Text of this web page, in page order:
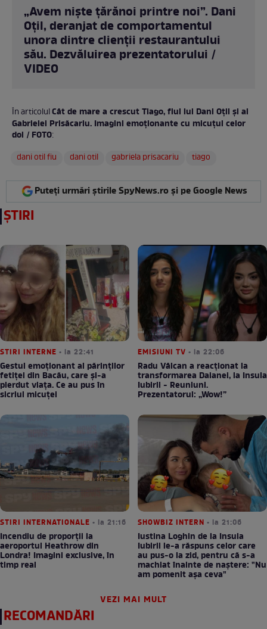
„Avem niște țărănoi printre noi”. Dani
Oțil, deranjat de comportamentul
unora dintre clienții restaurantului
său. Dezvăluirea prezentatorului /
VIDEO
În articolulCât de mare a crescut Tiago, fiul lui Dani Oțil și al
Gabrielei Prisăcariu. Imagini emoționante cu micuțul celor
doi / FOTO:
dani otil fiu
dani otil gabriela prisacariu tiago
Puteți urmări știrile SpyNews.ro și pe Google News
ȘTIRI
STIRI INTERNE • la 22:41
Gestul emoționant al părinților
fetiței din Bacău, care și-a
pierdut viața. Ce au pus în
sicriul micuței
EMISIUNI TV • la 22:06
Radu Vâlcan a reacționat la
transformarea Daianei, la Insula
Iubirii - Reuniuni.
Prezentatorul: „Wow!”
STIRI INTERNATIONALE • la 21:16
Incendiu de proporții la
aeroportul Heathrow din
Londra! Imagini exclusive, în
timp real
SHOWBIZ INTERN • la 21:06
Iustina Loghin de la Insula
Iubirii le-a răspuns celor care
au pus-o la zid, pentru că s-a
machiat înainte de naștere: "Nu
am pomenit așa ceva"
VEZI MAI MULT
RECOMANDĂRI